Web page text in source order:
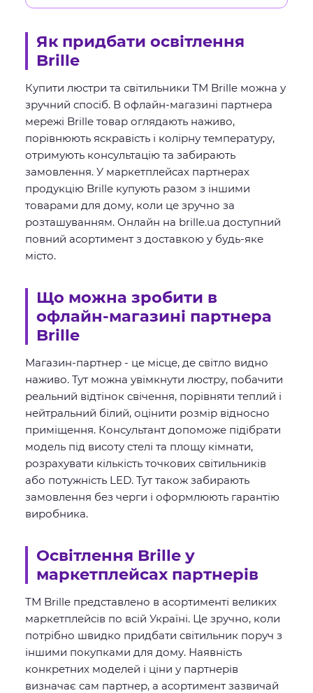
Як придбати освітлення
Brille
Купити люстри та світильники ТМ Brille можна у
зручний спосіб. В офлайн-магазині партнера
мережі Brille товар оглядають наживо,
порівнюють яскравість і колірну температуру,
отримують консультацію та забирають
замовлення. У маркетплейсах партнерах
продукцію Brille купують разом з іншими
товарами для дому, коли це зручно за
розташуванням. Онлайн на brille.ua доступний
повний асортимент з доставкою у будь-яке
місто.
Що можна зробити в
офлайн-магазині партнера
Brille
Магазин-партнер - це місце, де світло видно
наживо. Тут можна увімкнути люстру, побачити
реальний відтінок свічення, порівняти теплий і
нейтральний білий, оцінити розмір відносно
приміщення. Консультант допоможе підібрати
модель під висоту стелі та площу кімнати,
розрахувати кількість точкових світильників
або потужність LED. Тут також забирають
замовлення без черги і оформлюють гарантію
виробника.
Освітлення Brille у
маркетплейсах партнерів
ТМ Brille представлено в асортименті великих
маркетплейсів по всій Україні. Це зручно, коли
потрібно швидко придбати світильник поруч з
іншими покупками для дому. Наявність
конкретних моделей і ціни у партнерів
визначає сам партнер, а асортимент зазвичай